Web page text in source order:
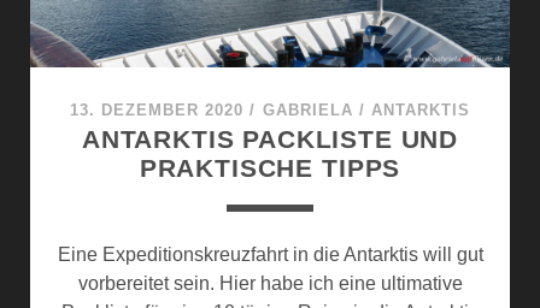
13. DEZEMBER 2020 / GABRIELA / ANTARKTIS
ANTARKTIS PACKLISTE UND
PRAKTISCHE TIPPS
Eine Expeditionskreuzfahrt in die Antarktis will gut
vorbereitet sein. Hier habe ich eine ultimative